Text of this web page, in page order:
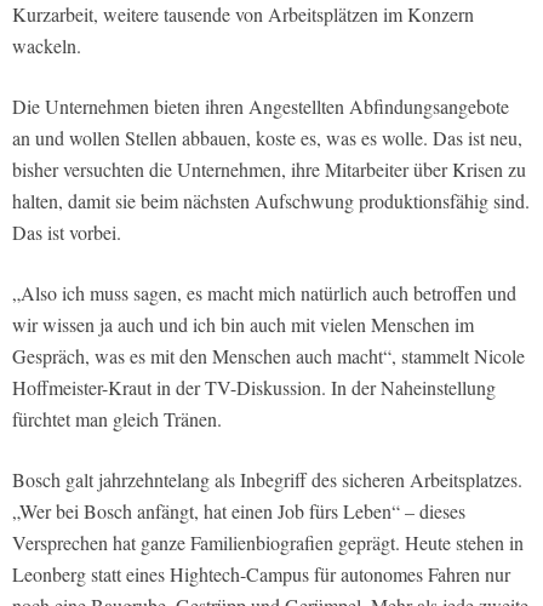
Kurzarbeit, weitere tausende von Arbeitsplätzen im Konzern
wackeln.
Die Unternehmen bieten ihren Angestellten Abfindungsangebote
an und wollen Stellen abbauen, koste es, was es wolle. Das ist neu,
bisher versuchten die Unternehmen, ihre Mitarbeiter über Krisen zu
halten, damit sie beim nächsten Aufschwung produktionsfähig sind.
Das ist vorbei.
„Also ich muss sagen, es macht mich natürlich auch betroffen und
wir wissen ja auch und ich bin auch mit vielen Menschen im
Gespräch, was es mit den Menschen auch macht“, stammelt Nicole
Hoffmeister-Kraut in der TV-Diskussion. In der Naheinstellung
fürchtet man gleich Tränen.
Bosch galt jahrzehntelang als Inbegriff des sicheren Arbeitsplatzes.
„Wer bei Bosch anfängt, hat einen Job fürs Leben“ – dieses
Versprechen hat ganze Familienbiografien geprägt. Heute stehen in
Leonberg statt eines Hightech-Campus für autonomes Fahren nur